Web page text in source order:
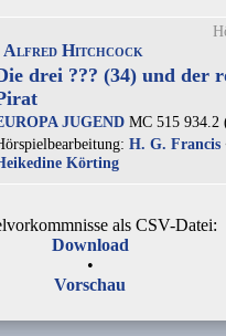
Alfred Hitchcock
drei ??? (34) und der
JUGENDMC 515 934.2
H. G. Francis
Körting
als CSV-Datei:
Download
•
Vorschau